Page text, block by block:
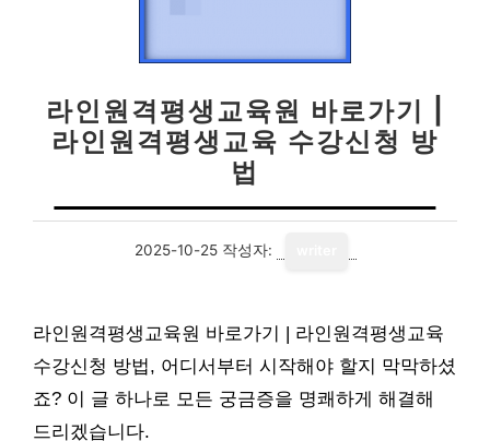
라인원격평생교육원 바로가기 |
라인원격평생교육 수강신청 방
법
2025-10-25 작성자:
라인원격평생교육원 바로가기 | 라인원격평생교육
수강신청 방법, 어디서부터 시작해야 할지 막막하셨
죠? 이 글 하나로 모든 궁금증을 명쾌하게 해결해
드리겠습니다.